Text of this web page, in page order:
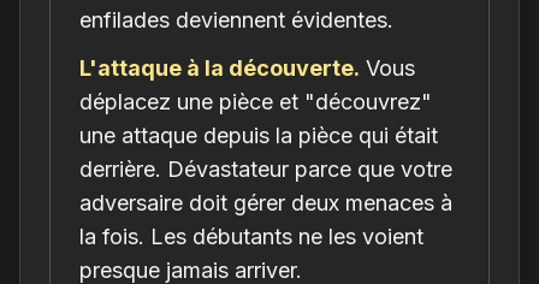
enfilades deviennent évidentes.
L'attaque à la découverte. Vous
déplacez une pièce et "découvrez"
une attaque depuis la pièce qui était
derrière. Dévastateur parce que votre
adversaire doit gérer deux menaces à
la fois. Les débutants ne les voient
presque jamais arriver.